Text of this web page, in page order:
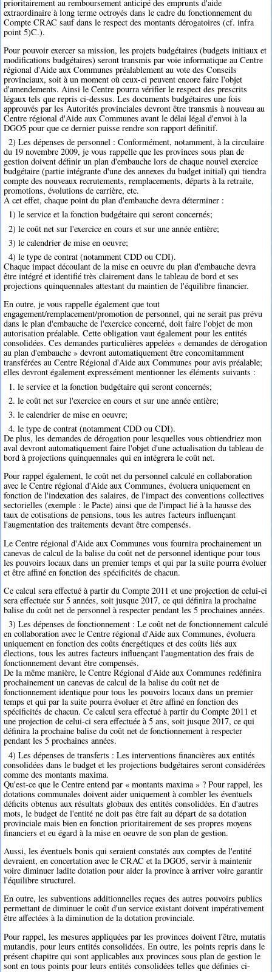
prioritairement au remboursement anticipé des emprunts d'aide
extraordinaire à long terme octroyés dans le cadre du fonctionnement du
Compte CRAC sauf dans le respect des montants dérogatoires (cf. infra
point 5)C.).
Pour pouvoir exercer sa mission, les projets budgétaires (budgets initiaux et
modifications budgétaires) seront transmis par voie informatique au Centre
régional d'Aide aux Communes préalablement au vote des Conseils
provinciaux, soit à un moment où ceux-ci peuvent encore faire l'objet
d'amendements. Ainsi le Centre pourra vérifier le respect des prescrits
légaux tels que repris ci-dessus. Les documents budgétaires une fois
approuvés par les Autorités provinciales devront être transmis à nouveau au
Centre régional d'Aide aux Communes avant le délai légal d'envoi à la
DGO5 pour que ce dernier puisse rendre son rapport définitif.
2) Les dépenses de personnel : Conformément, notamment, à la circulaire
du 19 novembre 2009, je vous rappelle que les provinces sous plan de
gestion doivent définir un plan d'embauche lors de chaque nouvel exercice
budgétaire (partie intégrante d'une des annexes du budget initial) qui tiendra
compte des nouveaux recrutements, remplacements, départs à la retraite,
promotions, évolutions de carrière, etc.
A cet effet, chaque point du plan d'embauche devra déterminer :
1) le service et la fonction budgétaire qui seront concernés;
2) le coût net sur l'exercice en cours et sur une année entière;
3) le calendrier de mise en oeuvre;
4) le type de contrat (notamment CDD ou CDI).
Chaque impact découlant de la mise en oeuvre du plan d'embauche devra
être intégré et identifié très clairement dans le tableau de bord et ses
projections quinquennales attestant du maintien de l'équilibre financier.
En outre, je vous rappelle également que tout
engagement/remplacement/promotion de personnel, qui ne serait pas prévu
dans le plan d'embauche de l'exercice concerné, doit faire l'objet de mon
autorisation préalable. Cette obligation vaut également pour les entités
consolidées. Ces demandes particulières appelées « demandes de dérogation
au plan d'embauche » devront automatiquement être concomitamment
transférées au Centre Régional d'Aide aux Communes pour avis préalable;
elles devront également expressément mentionner les éléments suivants :
1. le service et la fonction budgétaire qui seront concernés;
2. le coût net sur l'exercice en cours et sur une année entière;
3. le calendrier de mise en oeuvre;
4. le type de contrat (notamment CDD ou CDI).
De plus, les demandes de dérogation pour lesquelles vous obtiendriez mon
aval devront automatiquement faire l'objet d'une actualisation du tableau de
bord à projections quinquennales qui en intégrera le coût net.
Pour rappel également, le coût net du personnel calculé en collaboration
avec le Centre régional d'Aide aux Communes, évoluera uniquement en
fonction de l'indexation des salaires, de l'impact des conventions collectives
sectorielles (exemple : le Pacte) ainsi que de l'impact lié à la hausse des
taux de cotisations de pensions, tous les autres facteurs influençant
l'augmentation des traitements devant être compensés.
Le Centre régional d'Aide aux Communes vous fournira prochainement un
canevas de calcul de la balise du coût net de personnel identique pour tous
les pouvoirs locaux dans un premier temps et qui par la suite pourra évoluer
et être affiné en fonction des spécificités de chacun.
Ce calcul sera effectué à partir du Compte 2011 et une projection de celui-ci
sera effectuée sur 5 années, soit jusque 2017, ce qui définira la prochaine
balise du coût net de personnel à respecter pendant les 5 prochaines années.
3) Les dépenses de fonctionnement : Le coût net de fonctionnement calculé
en collaboration avec le Centre régional d'Aide aux Communes, évoluera
uniquement en fonction des coûts énergétiques et des coûts liés aux
élections, tous les autres facteurs influençant l'augmentation des frais de
fonctionnement devant être compensés.
De la même manière, le Centre Régional d'Aide aux Communes redéfinira
prochainement un canevas de calcul de la balise du coût net de
fonctionnement identique pour tous les pouvoirs locaux dans un premier
temps et qui par la suite pourra évoluer et être affiné en fonction des
spécificités de chacun. Ce calcul sera effectué à partir du Compte 2011 et
une projection de celui-ci sera effectuée à 5 ans, soit jusque 2017, ce qui
définira la prochaine balise du coût net de fonctionnement à respecter
pendant les 5 prochaines années.
4) Les dépenses de transferts : Les interventions financières aux entités
consolidées dans le budget et les projections budgétaires seront considérées
comme des montants maxima.
Qu'est-ce que le Centre entend par « montants maxima » ? Pour rappel, les
dotations communales doivent aider uniquement à combler les éventuels
déficits obtenus aux résultats globaux des entités consolidées. En d'autres
mots, le budget de l'entité ne doit pas être fait au départ de sa dotation
provinciale mais bien en fonction prioritairement de ses propres moyens
financiers et eu égard à la mise en oeuvre de son plan de gestion.
Aussi, les éventuels bonis qui seraient constatés aux comptes de l'entité
devraient, en concertation avec le CRAC et la DGO5, servir à maintenir
voire diminuer ladite dotation pour aider la province à arriver voire garantir
l'équilibre structurel.
En outre, les subventions additionnelles reçues des autres pouvoirs publics
permettant de diminuer le coût d'un service existant doivent impérativement
être affectées à la diminution de la dotation provinciale.
Pour rappel, les mesures appliquées par les provinces doivent l'être, mutatis
mutandis, pour leurs entités consolidées. En outre, les points repris dans le
présent chapitre qui sont applicables aux provinces sous plan de gestion le
sont en tous points pour leurs entités consolidées telles que définies ci-